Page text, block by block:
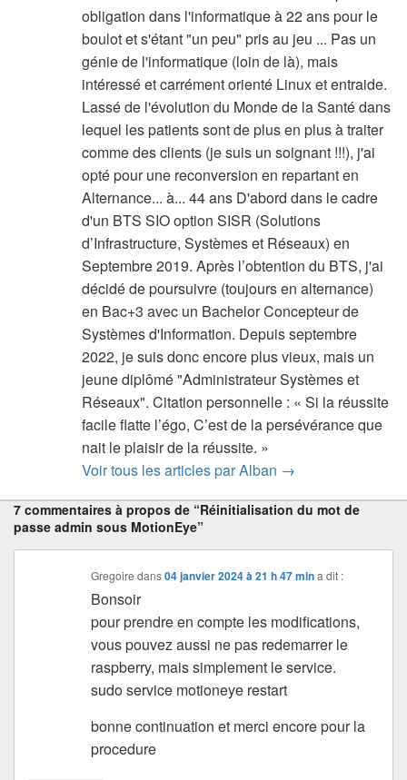
obligation dans l'informatique à 22 ans pour le
boulot et s'étant "un peu" pris au jeu ... Pas un
génie de l'informatique (loin de là), mais
intéressé et carrément orienté Linux et entraide.
Lassé de l'évolution du Monde de la Santé dans
lequel les patients sont de plus en plus à traiter
comme des clients (je suis un soignant !!!), j'ai
opté pour une reconversion en repartant en
Alternance... à... 44 ans D'abord dans le cadre
d'un BTS SIO option SISR (Solutions
d’Infrastructure, Systèmes et Réseaux) en
Septembre 2019. Après l’obtention du BTS, j'ai
décidé de poursuivre (toujours en alternance)
en Bac+3 avec un Bachelor Concepteur de
Systèmes d'Information. Depuis septembre
2022, je suis donc encore plus vieux, mais un
jeune diplômé "Administrateur Systèmes et
Réseaux". Citation personnelle : « Si la réussite
facile flatte l’égo, C’est de la persévérance que
nait le plaisir de la réussite. »
Voir tous les articles par Alban →
7 commentaires à propos de “Réinitialisation du mot de
passe admin sous MotionEye”
Gregoire dans04 janvier 2024 à 21 h 47 min a dit :
Bonsoir
pour prendre en compte les modifications,
vous pouvez aussi ne pas redemarrer le
raspberry, mais simplement le service.
sudo service motioneye restart
bonne continuation et merci encore pour la
procedure